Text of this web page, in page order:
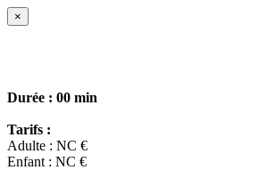
×
Durée : 00 min
Tarifs :
Adulte : NC €
Enfant : NC €